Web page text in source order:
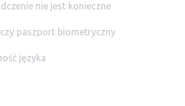
nie jest konieczne
paszport biometryczny
języka